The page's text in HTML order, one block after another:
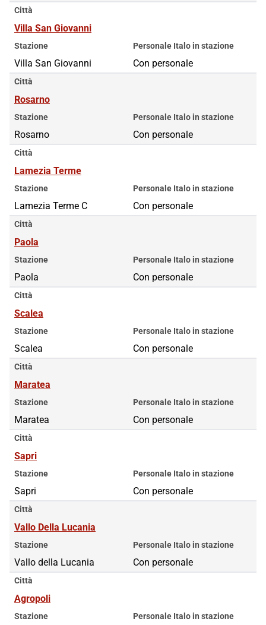
Città
Villa San Giovanni
Stazione
Villa San Giovanni
Personale Italo in stazione
Con personale
Città
Rosarno
Stazione
Rosarno
Personale Italo in stazione
Con personale
Città
Lamezia Terme
Stazione
Lamezia Terme C
Personale Italo in stazione
Con personale
Città
Paola
Stazione
Paola
Personale Italo in stazione
Con personale
Città
Scalea
Stazione
Scalea
Personale Italo in stazione
Con personale
Città
Maratea
Stazione
Maratea
Personale Italo in stazione
Con personale
Città
Sapri
Stazione
Sapri
Personale Italo in stazione
Con personale
Città
Vallo Della Lucania
Stazione
Vallo della Lucania
Personale Italo in stazione
Con personale
Città
Agropoli
Stazione Personale Italo in stazione